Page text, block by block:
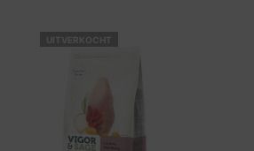
UITVERKOCHT